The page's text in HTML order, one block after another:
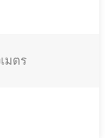
มตร